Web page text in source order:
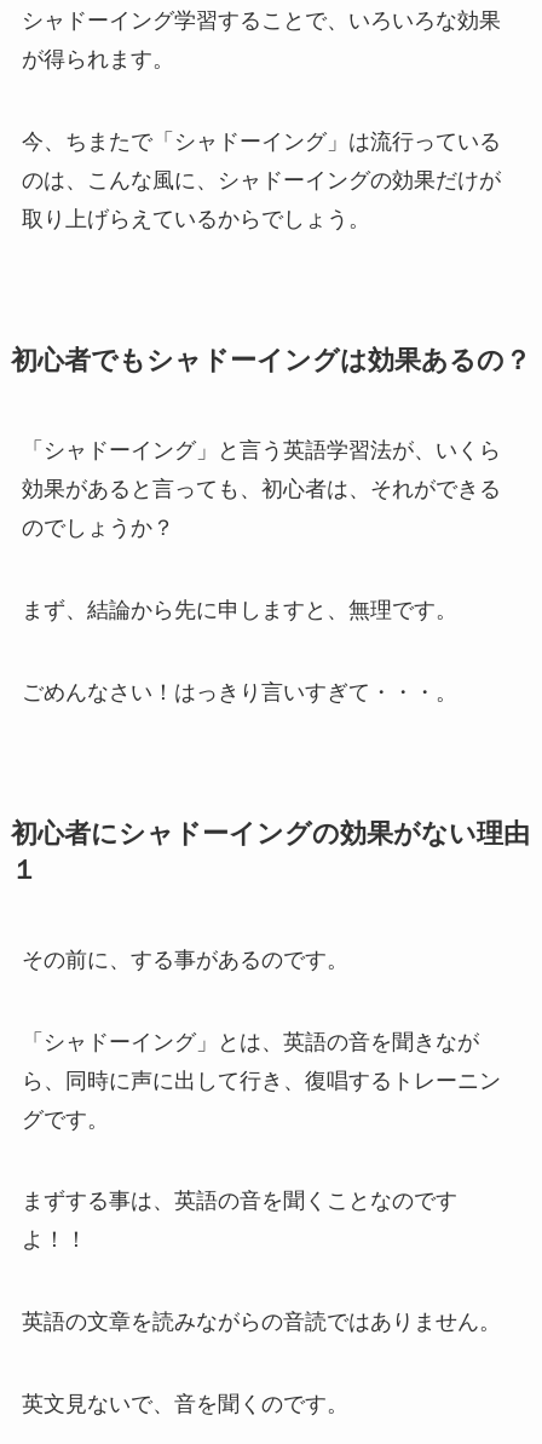
シャドーイング学習することで、いろいろな効果
が得られます。
今、ちまたで「シャドーイング」は流行っている
のは、こんな風に、シャドーイングの効果だけが
取り上げらえているからでしょう。
初心者でもシャドーイングは効果あるの？
「シャドーイング」と言う英語学習法が、いくら
効果があると言っても、初心者は、それができる
のでしょうか？
まず、結論から先に申しますと、無理です。
ごめんなさい！はっきり言いすぎて・・・。
初心者にシャドーイングの効果がない理由
１
その前に、する事があるのです。
「シャドーイング」とは、英語の音を聞きなが
ら、同時に声に出して行き、復唱するトレーニン
グです。
まずする事は、英語の音を聞くことなのです
よ！！
英語の文章を読みながらの音読ではありません。
英文見ないで、音を聞くのです。